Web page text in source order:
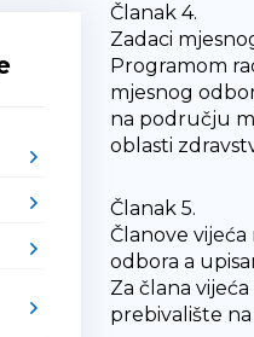
Članak 4.
Zadaci
Programom
mjesnog
na području
oblasti
Članak 5.
Članove
odbora a
Za člana
prebivalište